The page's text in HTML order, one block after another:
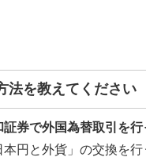
法を教えてください
券で外国為替取引を行
円と外貨」の交換を